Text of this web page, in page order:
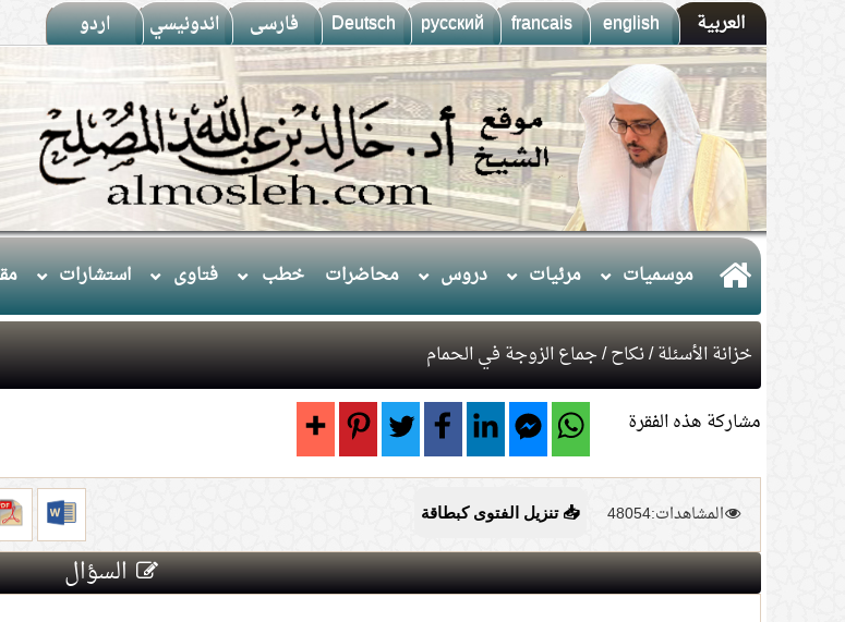
العربية english
francais
русский
Deutsch فارسى اندونيسي اردو
موسميات مرئيات دروس محاضرات خطب فتاوى استشارات
خزانة الأسئلة/نكاح/ جماع الزوجة في الحمام
مشاركة هذه الفقرة
المشاهدات:48054 📥 تنزيل الفتوى كبطاقة
السؤال